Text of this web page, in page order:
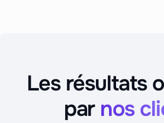
Les résultats
par nos